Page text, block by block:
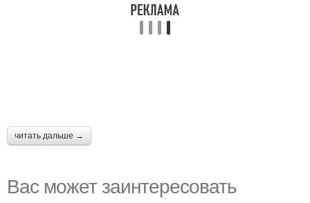
читать дальше →
Вас может заинтересовать